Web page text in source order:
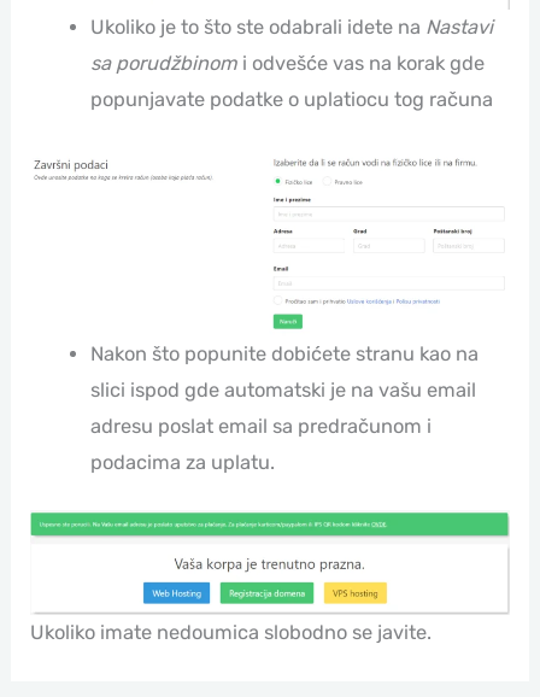
Ukoliko je to što ste odabrali idete na Nastavi
sa porudžbinomi odvešće vas na korak gde
popunjavate podatke o uplatiocu tog računa
Nakon što popunite dobićete stranu kao na
slici ispod gde automatski je na vašu email
adresu poslat email sa predračunom i
podacima za uplatu.
Ukoliko imate nedoumica slobodno se javite.